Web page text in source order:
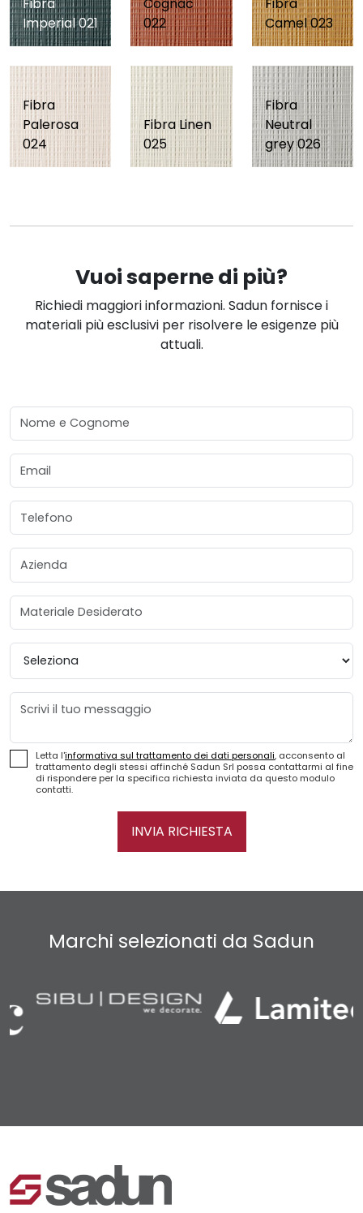
Imperial 021
022
Camel 023
Fibra
Palerosa
024
Fibra Linen
025
Fibra
Neutral
grey 026
Vuoi saperne di più?
Richiedi maggiori informazioni. Sadun fornisce i
materiali più esclusivi per risolvere le esigenze più
attuali.
Nome e Cognome
Email
Telefono
Azienda
Materiale Desiderato
Provincia
Messaggio
Letta l'informativa sul trattamento dei dati personali, acconsento al
trattamento degli stessi affinché Sadun Srl possa contattarmi al fine
di rispondere per la specifica richiesta inviata da questo modulo
contatti.
INVIA RICHIESTA
Marchi selezionati da Sadun